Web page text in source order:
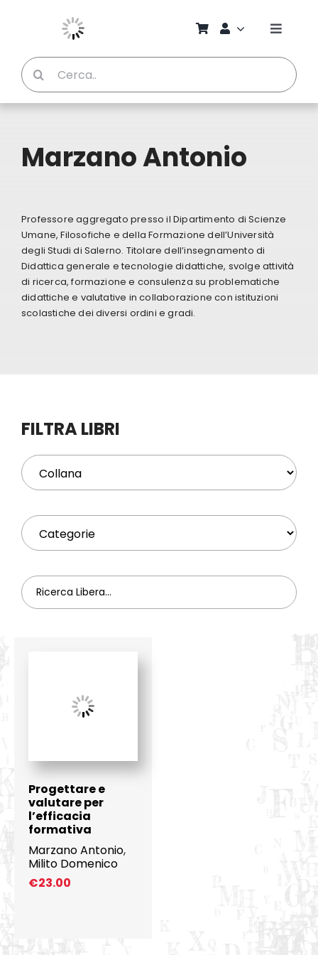
Toggle
Chi
Riviste
Cerca
per:
Marzano Antonio
Professore aggregato presso il Dipartimento di Scienze
Umane, Filosofiche e della Formazione dell’Università
degli Studi di Salerno. Titolare dell’insegnamento di
Didattica generale e tecnologie didattiche, svolge attività
di ricerca, formazione e consulenza su problematiche
didattiche e valutative in collaborazione con istituzioni
scolastiche dei diversi ordini e gradi.
FILTRA LIBRI
Progettare e
valutare per
l’efficacia
formativa
Marzano Antonio,
Milito Domenico
€23.00